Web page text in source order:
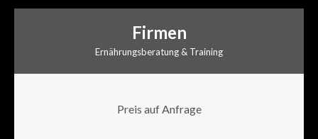
Firmen
Ernährungsberatung & Training
Preis auf Anfrage